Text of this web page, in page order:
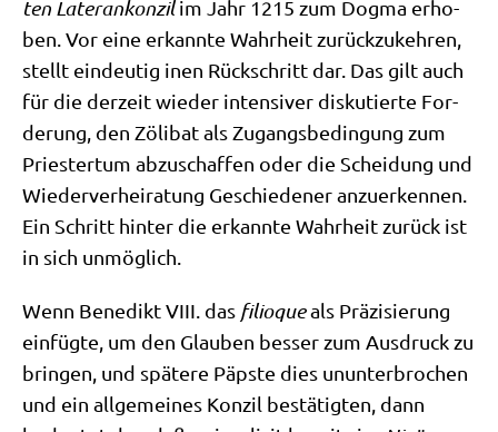
ten Late­r­an­kon­zilim Jahr 1215 zum Dog­ma erho­
ben. Vor eine erkann­te Wahr­heit zurück­zu­keh­ren,
stellt ein­deu­tig inen Rück­schritt dar. Das gilt auch
für die der­zeit wie­der inten­si­ver dis­ku­tier­te For­
de­rung, den Zöli­bat als Zugangs­be­din­gung zum
Prie­ster­tum abzu­schaf­fen oder die Schei­dung und
Wie­der­ver­hei­ra­tung Geschie­de­ner anzu­er­ken­nen.
Ein Schritt hin­ter die erkann­te Wahr­heit zurück ist
in sich unmöglich.
Wenn Bene­dikt VIII. das fili­o­queals Prä­zi­sie­rung
ein­füg­te, um den Glau­ben bes­ser zum Aus­druck zu
brin­gen, und spä­te­re Päp­ste dies unun­ter­bro­chen
und ein all­ge­mei­nes Kon­zil bestä­tig­ten, dann